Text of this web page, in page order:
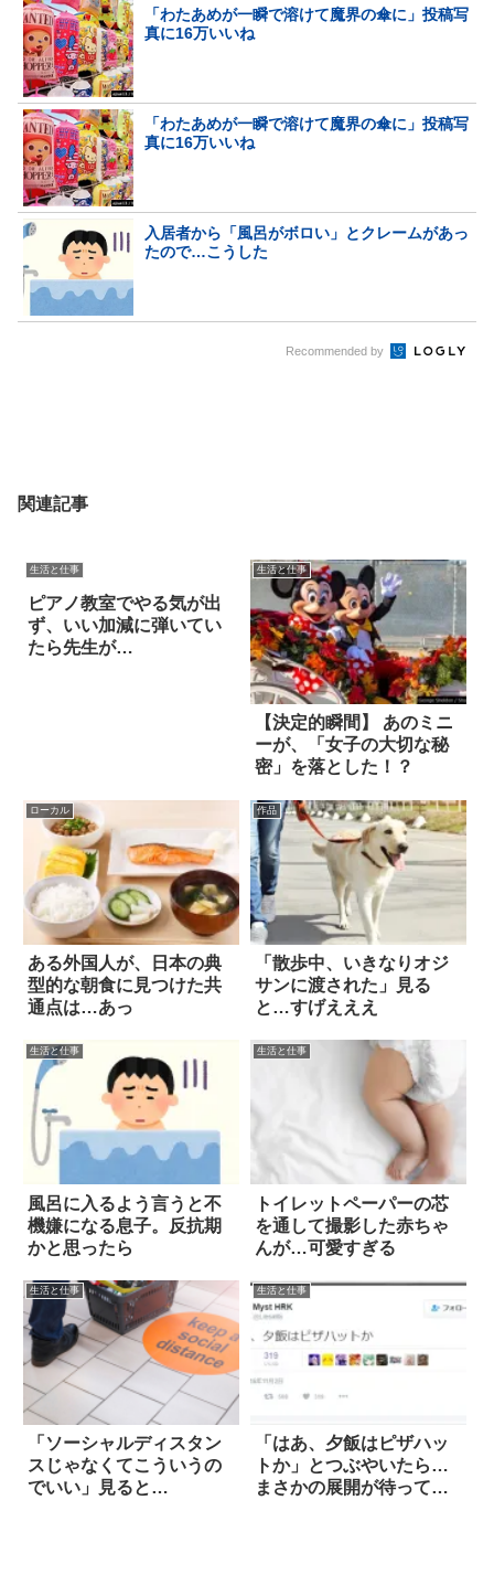
「わたあめが一瞬で溶けて魔界の傘に」投稿写
真に16万いいね
「わたあめが一瞬で溶けて魔界の傘に」投稿写
真に16万いいね
入居者から「風呂がボロい」とクレームがあっ
たので…こうした
Recommended by
関連記事
生活と仕事
ピアノ教室でやる気が出
ず、いい加減に弾いてい
たら先生が…
生活と仕事
【決定的瞬間】 あのミニ
ーが、「女子の大切な秘
密」を落とした！？
ローカル
ある外国人が、日本の典
型的な朝食に見つけた共
通点は…あっ
作品
「散歩中、いきなりオジ
サンに渡された」見る
と…すげえええ
生活と仕事
風呂に入るよう言うと不
機嫌になる息子。反抗期
かと思ったら
生活と仕事
トイレットペーパーの芯
を通して撮影した赤ちゃ
んが…可愛すぎる
生活と仕事
「ソーシャルディスタン
スじゃなくてこういうの
でいい」見ると…
生活と仕事
「はあ、夕飯はピザハッ
トか」とつぶやいたら…
まさかの展開が待ってい